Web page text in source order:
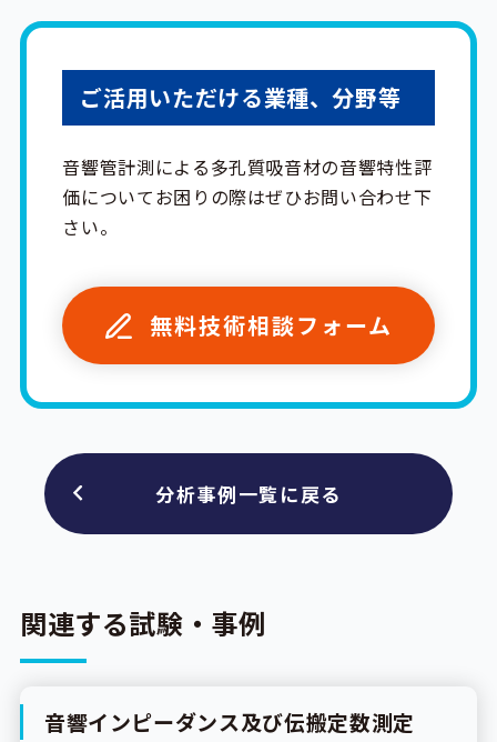
ご活用いただける業種、分野等
音響管計測による多孔質吸音材の音響特性評
価についてお困りの際はぜひお問い合わせ下
さい。
無料技術相談フォーム
分析事例一覧に戻る
関連する試験・事例
依頼試験
音響インピーダンス及び伝搬定数測定